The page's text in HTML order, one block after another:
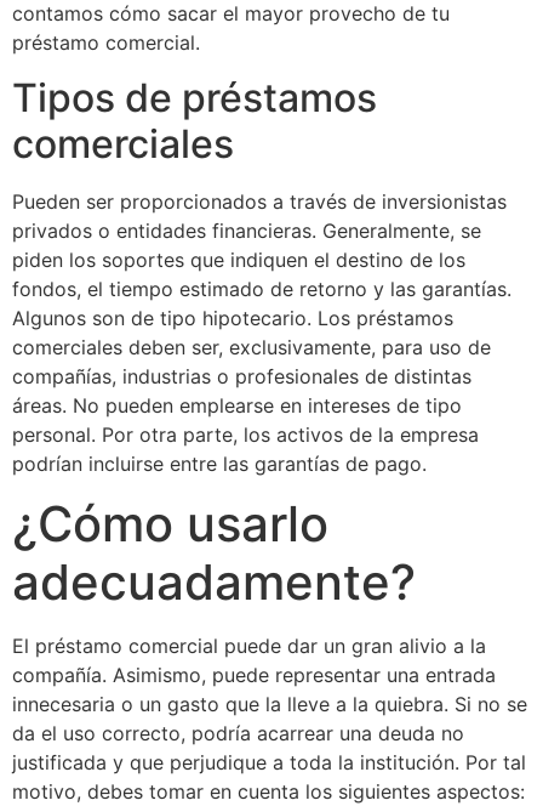
contamos cómo sacar el mayor provecho de tu
préstamo comercial.
Tipos de préstamos
comerciales
Pueden ser proporcionados a través de inversionistas
privados o entidades financieras. Generalmente, se
piden los soportes que indiquen el destino de los
fondos, el tiempo estimado de retorno y las garantías.
Algunos son de tipo hipotecario. Los préstamos
comerciales deben ser, exclusivamente, para uso de
compañías, industrias o profesionales de distintas
áreas. No pueden emplearse en intereses de tipo
personal. Por otra parte, los activos de la empresa
podrían incluirse entre las garantías de pago.
¿Cómo usarlo
adecuadamente?
El préstamo comercial puede dar un gran alivio a la
compañía. Asimismo, puede representar una entrada
innecesaria o un gasto que la lleve a la quiebra. Si no se
da el uso correcto, podría acarrear una deuda no
justificada y que perjudique a toda la institución. Por tal
motivo, debes tomar en cuenta los siguientes aspectos: